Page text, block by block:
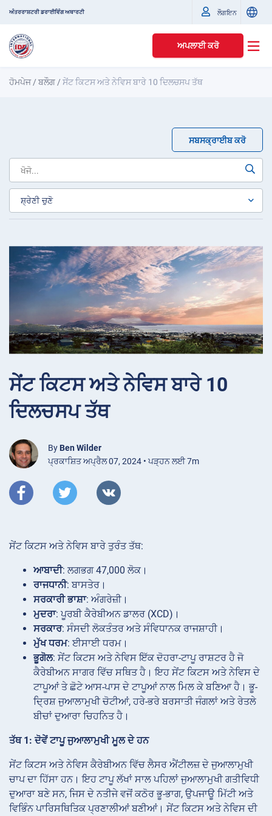
ਅੰਤਰਰਾਸ਼ਟਰੀ ਡਰਾਈਵਿੰਗ ਅਥਾਰਟੀ ਲੌਗਇਨ
ਅਪਲਾਈ ਕਰੋ
ਹੋਮਪੇਜ/ਬਲੌਗ /ਸੇਂਟ ਕਿਟਸ ਅਤੇ ਨੇਵਿਸ ਬਾਰੇ 10 ਦਿਲਚਸਪ ਤੱਥ
ਸਬਸਕ੍ਰਾਈਬ ਕਰੋ
ਸੇਂਟ ਕਿਟਸ ਅਤੇ ਨੇਵਿਸ ਬਾਰੇ 10
ਦਿਲਚਸਪ ਤੱਥ
By Ben Wilder
ਪ੍ਰਕਾਸ਼ਿਤ ਅਪ੍ਰੈਲ 07, 2024 • ਪੜ੍ਹਨ ਲਈ 7m
ਸੇਂਟ ਕਿਟਸ ਅਤੇ ਨੇਵਿਸ ਬਾਰੇ ਤੁਰੰਤ ਤੱਥ:
ਆਬਾਦੀ: ਲਗਭਗ 47,000 ਲੋਕ।
ਰਾਜਧਾਨੀ: ਬਾਸਤੇਰ।
ਸਰਕਾਰੀ ਭਾਸ਼ਾ: ਅੰਗਰੇਜ਼ੀ।
ਮੁਦਰਾ: ਪੂਰਬੀ ਕੈਰੇਬੀਅਨ ਡਾਲਰ (XCD)।
ਸਰਕਾਰ: ਸੰਸਦੀ ਲੋਕਤੰਤਰ ਅਤੇ ਸੰਵਿਧਾਨਕ ਰਾਜਸ਼ਾਹੀ।
ਮੁੱਖ ਧਰਮ: ਈਸਾਈ ਧਰਮ।
ਭੂਗੋਲ: ਸੇਂਟ ਕਿਟਸ ਅਤੇ ਨੇਵਿਸ ਇੱਕ ਦੋਹਰਾ-ਟਾਪੂ ਰਾਸ਼ਟਰ ਹੈ ਜੋ
ਕੈਰੇਬੀਅਨ ਸਾਗਰ ਵਿੱਚ ਸਥਿਤ ਹੈ। ਇਹ ਸੇਂਟ ਕਿਟਸ ਅਤੇ ਨੇਵਿਸ ਦੇ
ਟਾਪੂਆਂ ਤੇ ਛੋਟੇ ਆਸ-ਪਾਸ ਦੇ ਟਾਪੂਆਂ ਨਾਲ ਮਿਲ ਕੇ ਬਣਿਆ ਹੈ। ਭੂ-
ਦ੍ਰਿਸ਼ ਜੁਆਲਾਮੁਖੀ ਚੋਟੀਆਂ, ਹਰੇ-ਭਰੇ ਬਰਸਾਤੀ ਜੰਗਲਾਂ ਅਤੇ ਰੇਤਲੇ
ਬੀਚਾਂ ਦੁਆਰਾ ਚਿਹਨਿਤ ਹੈ।
ਤੱਥ 1: ਦੋਵੇਂ ਟਾਪੂ ਜੁਆਲਾਮੁਖੀ ਮੂਲ ਦੇ ਹਨ
ਸੇਂਟ ਕਿਟਸ ਅਤੇ ਨੇਵਿਸ ਕੈਰੇਬੀਅਨ ਵਿੱਚ ਲੈਸਰ ਐਂਟੀਲਜ਼ ਦੇ ਜੁਆਲਾਮੁਖੀ
ਚਾਪ ਦਾ ਹਿੱਸਾ ਹਨ। ਇਹ ਟਾਪੂ ਲੱਖਾਂ ਸਾਲ ਪਹਿਲਾਂ ਜੁਆਲਾਮੁਖੀ ਗਤੀਵਿਧੀ
ਦੁਆਰਾ ਬਣੇ ਸਨ, ਜਿਸ ਦੇ ਨਤੀਜੇ ਵਜੋਂ ਕਠੋਰ ਭੂ-ਭਾਗ, ਉਪਜਾਊ ਮਿੱਟੀ ਅਤੇ
ਵਿਭਿੰਨ ਪਾਰਿਸਥਿਤਿਕ ਪ੍ਰਣਾਲੀਆਂ ਬਣੀਆਂ। ਸੇਂਟ ਕਿਟਸ ਅਤੇ ਨੇਵਿਸ ਦੀ